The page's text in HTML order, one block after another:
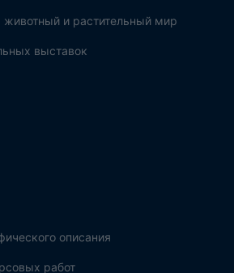
и растительный мир
выставок
описания
работ